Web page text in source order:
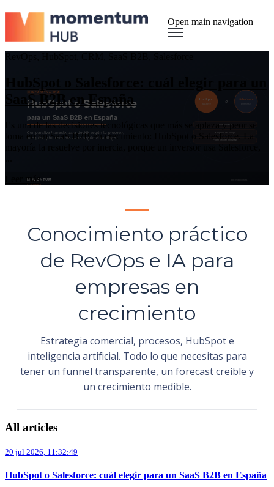
Open main navigation
SaaS B2B en España
Es una de las decisiones tecnológicas que más se aplaza y peor se
toma en un SaaS B2B en crecimiento: HubSpot o Salesforce. La
Leer más
Conocimiento práctico
de RevOps e IA para
empresas en
crecimiento
Estrategia comercial, procesos, HubSpot e
inteligencia artificial. Todo lo que necesitas para
tener un funnel transparente, un forecast creíble y
un crecimiento medible.
All articles
20 jul 2026, 11:32:49
HubSpot o Salesforce: cuál elegir para un SaaS B2B en España